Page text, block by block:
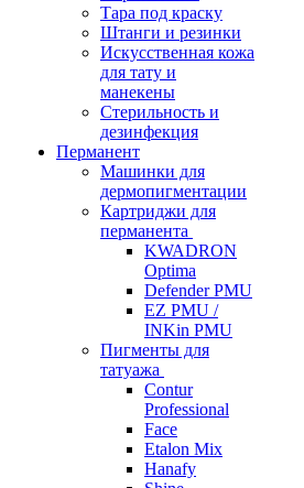
Тара под краску
Штанги и резинки
Искусственная кожа
для тату и
манекены
Стерильность и
дезинфекция
Перманент
Машинки для
дермопигментации
Картриджи для
перманента
KWADRON
Optima
Defender PMU
EZ PMU /
INKin PMU
Пигменты для
татуажа
Contur
Professional
Face
Etalon Mix
Hanafy